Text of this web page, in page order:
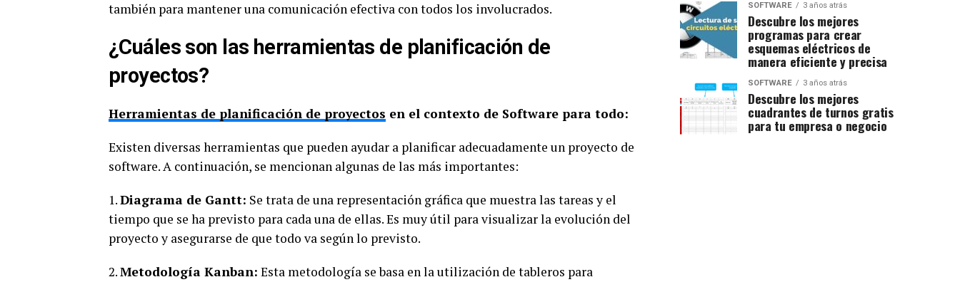
también para mantener una comunicación efectiva con todos los involucrados.
¿Cuáles son las herramientas de planificación de
proyectos?
Herramientas de planificación de proyectos en el contexto de Software para todo:
Existen diversas herramientas que pueden ayudar a planificar adecuadamente un proyecto de
software. A continuación, se mencionan algunas de las más importantes:
1.Diagrama de Gantt: Se trata de una representación gráfica que muestra las tareas y el
tiempo que se ha previsto para cada una de ellas. Es muy útil para visualizar la evolución del
proyecto y asegurarse de que todo va según lo previsto.
2.Metodología Kanban: Esta metodología se basa en la utilización de tableros para
SOFTWARE 3 años atrás
Descubre los mejores
programas para crear
esquemas eléctricos de
manera eficiente y precisa
SOFTWARE 3 años atrás
Descubre los mejores
cuadrantes de turnos gratis
para tu empresa o negocio